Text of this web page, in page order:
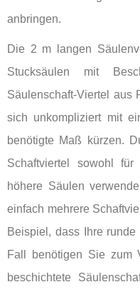
anbringen.
Die 2 m langen
Stucksäulen mit
Säulenschaft-Viertel aus
sich unkompliziert mit
benötigte Maß kürzen.
Schaftviertel sowohl
höhere Säulen
einfach mehrere
Beispiel, dass Ihre
Fall benötigen Sie zum
beschichtete